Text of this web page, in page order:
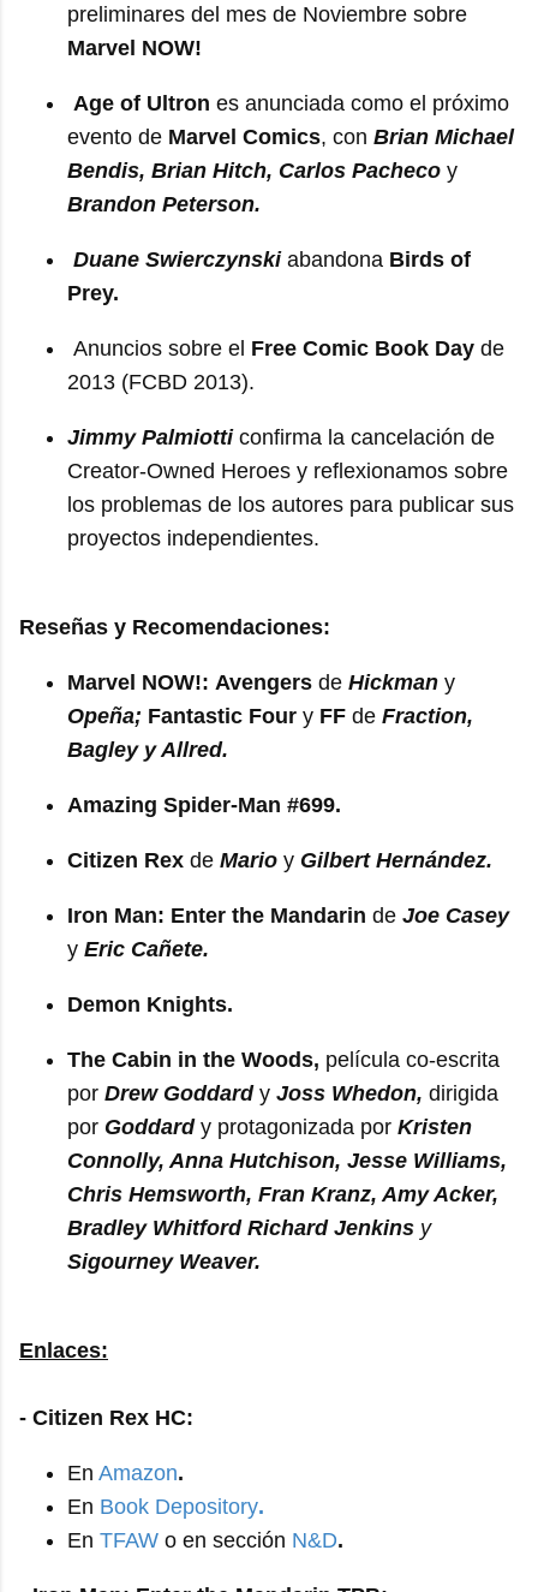
preliminares del mes de Noviembre sobre
Marvel NOW!
Age of Ultron es anunciada como el próximo
evento de Marvel Comics, con Brian Michael
Bendis, Brian Hitch, Carlos Pacheco y
Brandon Peterson.
Duane Swierczynskiabandona Birds of
Prey.
Anuncios sobre el Free Comic Book Day de
2013 (FCBD 2013).
Jimmy Palmiotticonfirma la cancelación de
Creator-Owned Heroes y reflexionamos sobre
los problemas de los autores para publicar sus
proyectos independientes.
Reseñas y Recomendaciones:
Marvel NOW!: Avengers de Hickman y
Opeña; Fantastic Four y FF de Fraction,
Bagley y Allred.
Amazing Spider-Man #699.
Citizen Rex de Mario y Gilbert Hernández.
Iron Man: Enter the Mandarin de Joe Casey
y Eric Cañete.
Demon Knights.
The Cabin in the Woods, película co-escrita
por Drew Goddardy Joss Whedon, dirigida
por Goddardy protagonizada por Kristen
Connolly, Anna Hutchison, Jesse Williams,
Chris Hemsworth, Fran Kranz, Amy Acker,
Bradley Whitford Richard Jenkins y
Sigourney Weaver.
Enlaces:
- Citizen Rex HC:
En Amazon.
En Book Depository.
En TFAW o en sección N&D.